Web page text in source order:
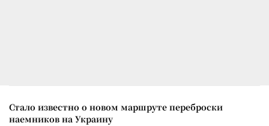
Стало известно о новом маршруте переброски
наемников на Украину